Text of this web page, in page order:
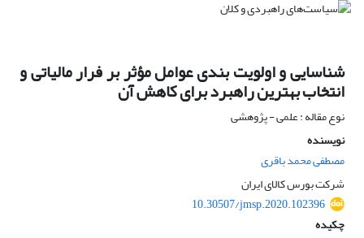
شناسایی و اولویت بندی عوامل مؤثر بر فرار مالیاتی و
انتخاب بهترین راهبرد برای کاهش آن
نوع مقاله : علمی - پژوهشی
نویسنده
مصطفی محمد باقری
شرکت بورس کالای ایران
10.30507/jmsp.2020.102396
چکیده